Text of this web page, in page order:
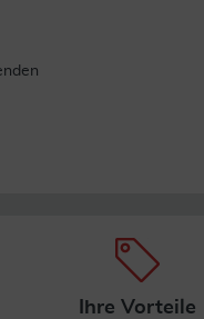
Ihre Vorteile